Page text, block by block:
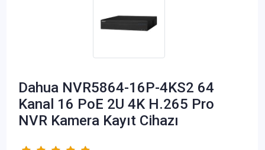
Dahua NVR5864-16P-4KS2 64
Kanal 16 PoE 2U 4K H.265 Pro
NVR Kamera Kayıt Cihazı